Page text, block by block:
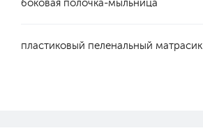
боковая полочка-мыльница
пластиковый пеленальный матрасик